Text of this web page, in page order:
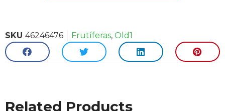
SKU 46246476 Frutíferas, Old1
Related Products